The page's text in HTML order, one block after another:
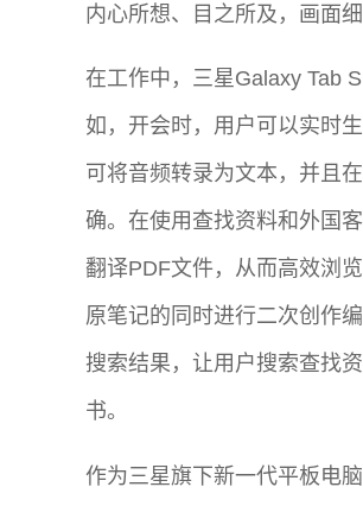
内心所想、目之所及，画面
在工作中，三星Galaxy Tab
如，开会时，用户可以实时
可将音频转录为文本，并且
确。在使用查找资料和外国
翻译PDF文件，从而高效浏
原笔记的同时进行二次创作
搜索结果，让用户搜索查找
书。
作为三星旗下新一代平板电